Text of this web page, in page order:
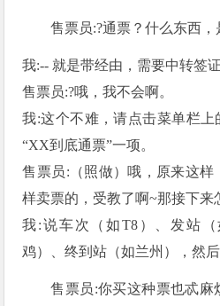
售票员:?通票？什么东西，
我:-- 就是带经由，需要中转签
售票员:?哦，我不会啊。
我:这个不难，请点击菜单栏上
“XX到底通票”一项。
售票员:（照做）哦，原来这
样卖票的，受教了啊~那接下来
我:说车次（如T8）、发站
鸡）、终到站（如兰州），然
售票员:你买这种票也忒麻